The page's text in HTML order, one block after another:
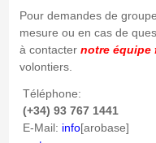
Pour demandes de
mesure ou en cas de
à contacter notre équipe
volontiers.
Téléphone:
(+34) 93 767 1441
E-Mail: info[arobase]